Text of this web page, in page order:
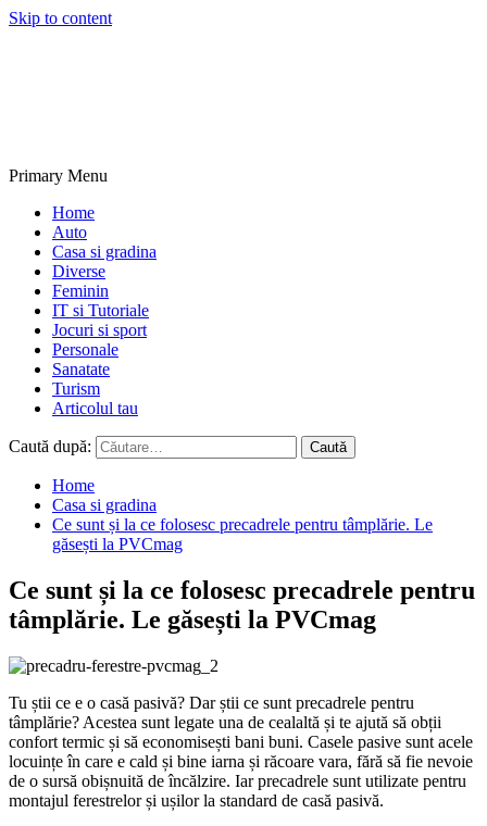
Skip to content
Primary Menu
Home
Auto
Casa si gradina
Diverse
Feminin
IT si Tutoriale
Jocuri si sport
Personale
Sanatate
Turism
Articolul tau
Caută după:
Home
Casa si gradina
Ce sunt și la ce folosesc precadrele pentru tâmplărie. Le
găsești la PVCmag
Ce sunt și la ce folosesc precadrele pentru
tâmplărie. Le găsești la PVCmag
Tu știi ce e o casă pasivă? Dar știi ce sunt precadrele pentru
tâmplărie? Acestea sunt legate una de cealaltă și te ajută să obții
confort termic și să economisești bani buni. Casele pasive sunt acele
locuințe în care e cald și bine iarna și răcoare vara, fără să fie nevoie
de o sursă obișnuită de încălzire. Iar precadrele sunt utilizate pentru
montajul ferestrelor și ușilor la standard de casă pasivă.